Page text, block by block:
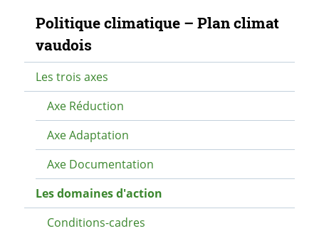
Navigation secondaire
Politique climatique – Plan climat
vaudois
Les trois axes
Axe Réduction
Axe Adaptation
Axe Documentation
Les domaines d'action
Conditions-cadres